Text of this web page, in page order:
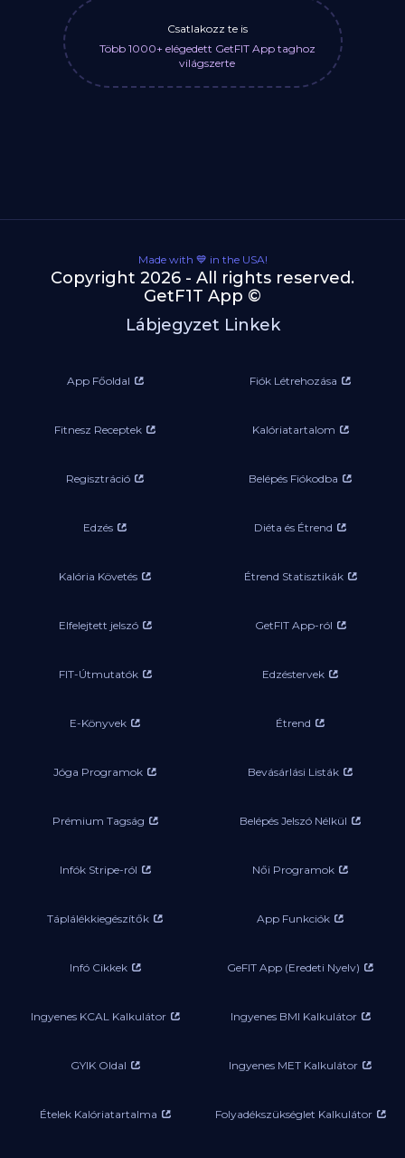
Csatlakozz te is
Több 1000+ elégedett GetFIT App taghoz
világszerte
Made with 💙 in the USA!
Copyright 2026 - All rights reserved.
GetF1T App ©
Lábjegyzet Linkek
App Főoldal Fiók Létrehozása
Fitnesz Receptek Kalóriatartalom
Regisztráció Belépés Fiókodba
Edzés Diéta és Étrend
Kalória Követés Étrend Statisztikák
Elfelejtett jelszó GetFIT App-ról
FIT-Útmutatók Edzéstervek
E-Könyvek Étrend
Jóga Programok Bevásárlási Listák
Prémium Tagság Belépés Jelszó Nélkül
Infók Stripe-ról Női Programok
Táplálékkiegészítők App Funkciók
Infó Cikkek GeFIT App (Eredeti Nyelv)
Ingyenes KCAL Kalkulátor Ingyenes BMI Kalkulátor
GYIK Oldal Ingyenes MET Kalkulátor
Ételek Kalóriatartalma Folyadékszükséglet Kalkulátor